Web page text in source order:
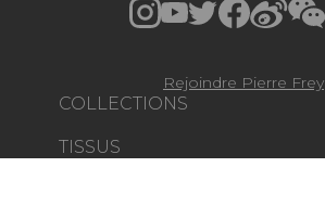
COLLECTIONS
TISSUS
Rejoindre Pierre Frey